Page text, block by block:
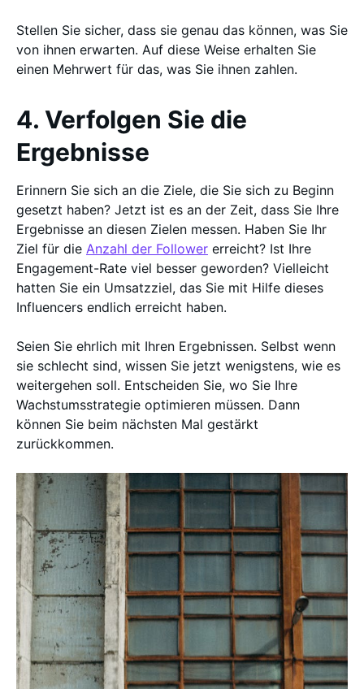
Stellen Sie sicher, dass sie genau das können, was Sie
von ihnen erwarten. Auf diese Weise erhalten Sie
einen Mehrwert für das, was Sie ihnen zahlen.
4. Verfolgen Sie die
Ergebnisse
Erinnern Sie sich an die Ziele, die Sie sich zu Beginn
gesetzt haben? Jetzt ist es an der Zeit, dass Sie Ihre
Ergebnisse an diesen Zielen messen. Haben Sie Ihr
Ziel für die Anzahl der Follower erreicht? Ist Ihre
Engagement-Rate viel besser geworden? Vielleicht
hatten Sie ein Umsatzziel, das Sie mit Hilfe dieses
Influencers endlich erreicht haben.
Seien Sie ehrlich mit Ihren Ergebnissen. Selbst wenn
sie schlecht sind, wissen Sie jetzt wenigstens, wie es
weitergehen soll. Entscheiden Sie, wo Sie Ihre
Wachstumsstrategie optimieren müssen. Dann
können Sie beim nächsten Mal gestärkt
zurückkommen.